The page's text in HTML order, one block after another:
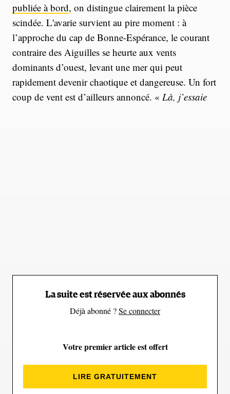
publiée à bord, on distingue clairement la pièce
scindée. L'avarie survient au pire moment : à
l’approche du cap de Bonne-Espérance, le courant
contraire des Aiguilles se heurte aux vents
dominants d’ouest, levant une mer qui peut
rapidement devenir chaotique et dangereuse. Un fort
coup de vent est d’ailleurs annoncé. « Là, j’essaie
La suite est réservée aux abonnés
Déjà abonné ?Se connecter
Votre premier article est offert
LIRE GRATUITEMENT